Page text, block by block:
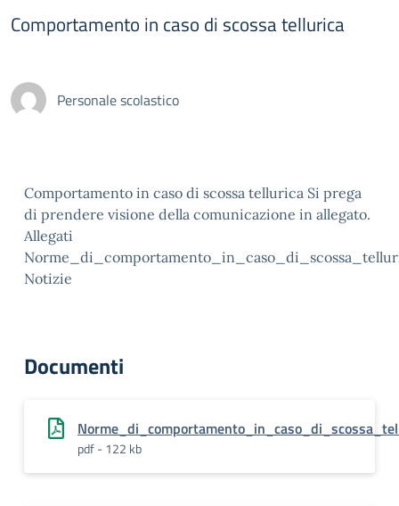
Comportamento in caso di scossa tellurica
Personale scolastico
Comportamento in caso di scossa tellurica Si prega
di prendere visione della comunicazione in allegato.
Allegati
Notizie
Documenti
pdf - 122 kb